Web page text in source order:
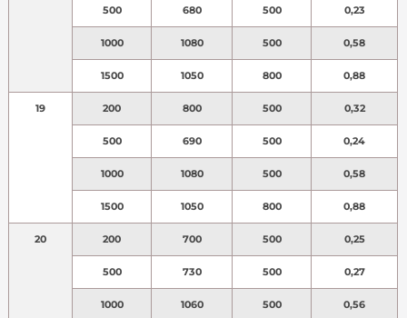
500 680 500 0,23
1000 1080 500 0,58
1500 1050 800 0,88
19 200 800 500 0,32
500 690 500 0,24
1000 1080 500 0,58
1500 1050 800 0,88
20 200 700 500 0,25
500 730 500 0,27
1000 1060 500 0,56